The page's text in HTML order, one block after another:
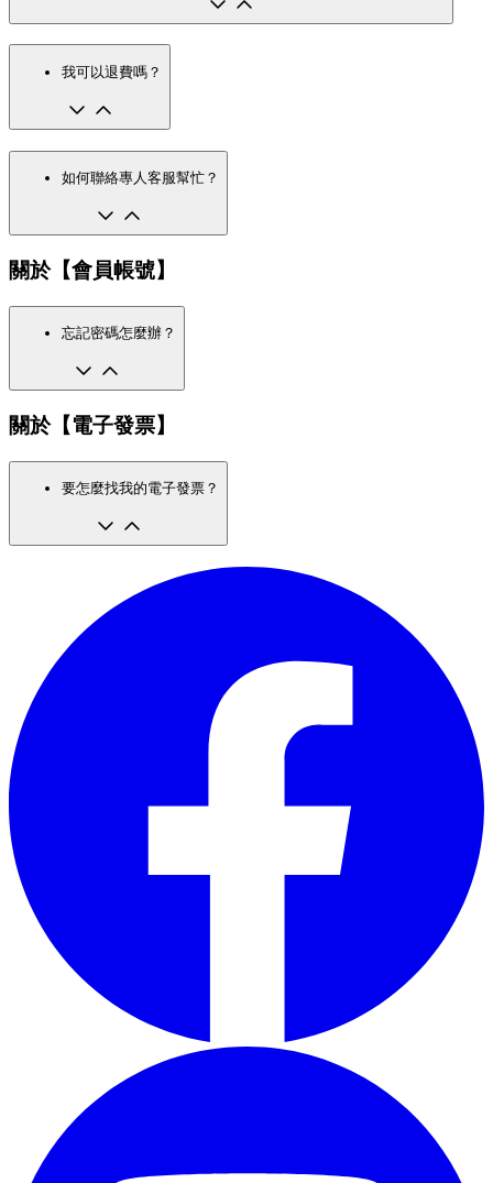
我可以退費嗎？
如何聯絡專人客服幫忙？
關於【會員帳號】
忘記密碼怎麼辦？
關於【電子發票】
要怎麼找我的電子發票？